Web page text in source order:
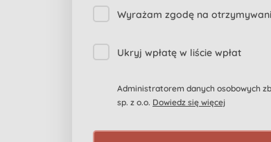
Wyrażam zgodę na
Ukryj wpłatę w liście wpłat
Administratorem danych osobowych
sp. z o.o. Dowiedz się więcej